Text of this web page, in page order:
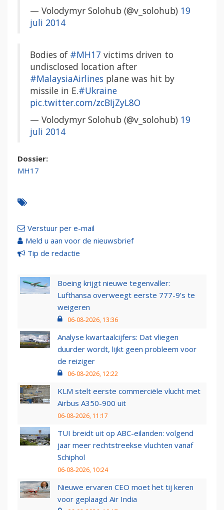
— Volodymyr Solohub (@v_solohub) 19
juli 2014
Bodies of #MH17 victims driven to
undisclosed location after
#MalaysiaAirlines plane was hit by
missile in E.#Ukraine
pic.twitter.com/zcBIjZyL8O
— Volodymyr Solohub (@v_solohub) 19
juli 2014
Dossier:
MH17
Verstuur per e-mail
Meld u aan voor de nieuwsbrief
Tip de redactie
Boeing krijgt nieuwe tegenvaller:
Lufthansa overweegt eerste 777-9’s te
weigeren
06-08-2026, 13:36
Analyse kwartaalcijfers: Dat vliegen
duurder wordt, lijkt geen probleem voor
de reiziger
06-08-2026, 12:22
KLM stelt eerste commerciële vlucht met
Airbus A350-900 uit
06-08-2026, 11:17
TUI breidt uit op ABC-eilanden: volgend
jaar meer rechtstreekse vluchten vanaf
Schiphol
06-08-2026, 10:24
Nieuwe ervaren CEO moet het tij keren
voor geplaagd Air India